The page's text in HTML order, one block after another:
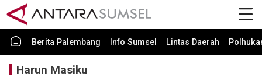
Berita Palembang Info Sumsel Lintas Daerah
Harun Masiku